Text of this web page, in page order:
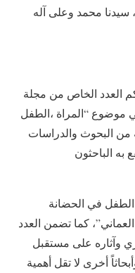
سيدنا محمد وعلى آله
العدد الخاص من مجلة
في موضوع “المراة ،الطفل
من البحوث والدراسات
به الباحثون
في الحضانة
كما تضمن العدد
وآثاره على مستقبل
أخرى لا تقل أهمية